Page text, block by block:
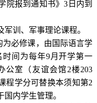
院报到通知书》3日内到
训、军事理论课程。
必修课，由国际语言学
间为每年9月开学第一
公室（友谊会馆2楼203
程学分可替换本须知第2
内学生管理。